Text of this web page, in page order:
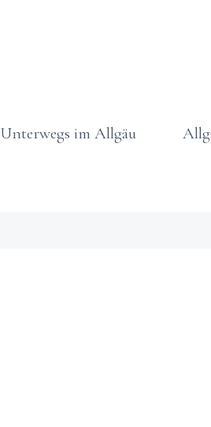
Unterwegs im Allgäu